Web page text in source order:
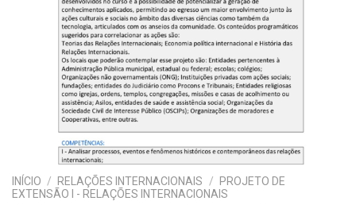
INÍCIO / RELAÇÕES INTERNACIONAIS / PROJETO DE
EXTENSÃO I - RELAÇÕES INTERNACIONAIS